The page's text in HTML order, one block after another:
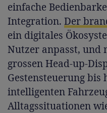
einfache
Integration. Der
ein digitales
Nutzer anpasst, und
grossen Head-up-
Gestensteuerung bis
intelligenten
Alltagssituationen